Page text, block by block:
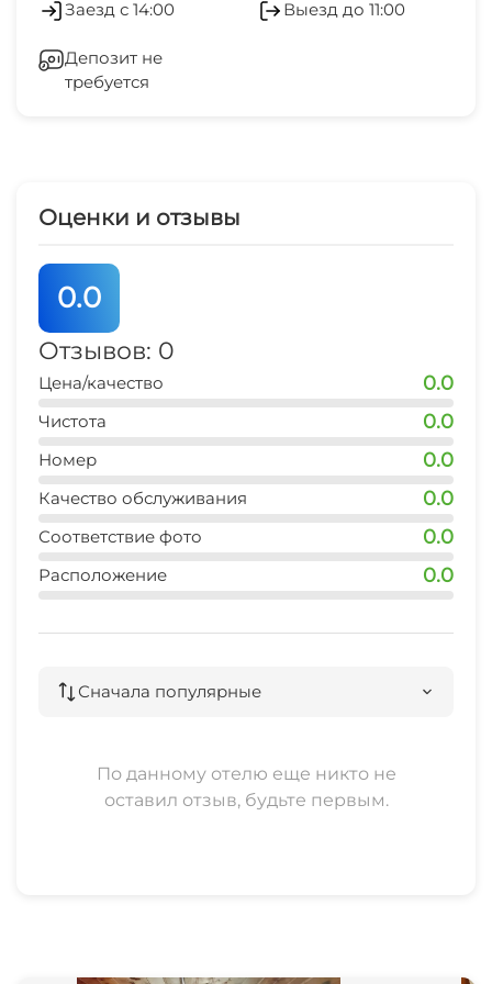
ПИТАНИЕ
мест. Здесь можно проводить корпоративы,
праздновать юбилеи и просто наслаждаться
Территория базы отдыха огорожена. Парковка
расположена на территории базы. У нас есть
собственное кафе. Вы можете отдыхать на
берегу реки, не покидая базу.
Бассейн под открытым небом
Мангал/барбекю
Заезд с 14:00 Выезд до 11:00
Депозит не
требуется
Оценки и отзывы
0.0
Отзывов: 0
Цена/качество 0.0
Чистота 0.0
Номер 0.0
Качество обслуживания 0.0
Соответствие фото 0.0
Расположение 0.0
Сначала популярные
По данному отелю еще никто не
оставил отзыв, будьте первым.